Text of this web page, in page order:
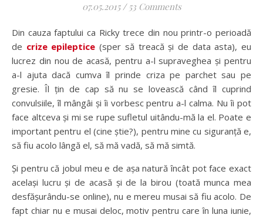
07.05.2015 / 53 Comments
Din cauza faptului ca Ricky trece din nou printr-o perioadă
de crize epileptice (sper să treacă și de data asta), eu
lucrez din nou de acasă, pentru a-l supraveghea și pentru
a-l ajuta dacă cumva îl prinde criza pe parchet sau pe
gresie. Îl țin de cap să nu se lovească când îl cuprind
convulsiile, îl mângâi și îi vorbesc pentru a-l calma. Nu îi pot
face altceva și mi se rupe sufletul uitându-mă la el. Poate e
important pentru el (cine știe?), pentru mine cu siguranță e,
să fiu acolo lângă el, să mă vadă, să mă simtă.
Și pentru că jobul meu e de așa natură încât pot face exact
același lucru și de acasă și de la birou (toată munca mea
desfășurându-se online), nu e mereu musai să fiu acolo. De
fapt chiar nu e musai deloc, motiv pentru care în luna iunie,